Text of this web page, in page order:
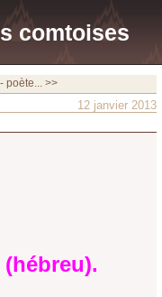
poète... >>
12 janvier 2013